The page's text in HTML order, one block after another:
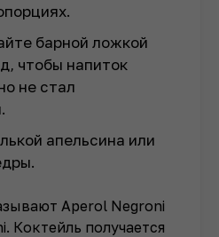
барной ложкой
чтобы напиток
не стал
апельсина или
Aperol Negroni
Коктейль получается